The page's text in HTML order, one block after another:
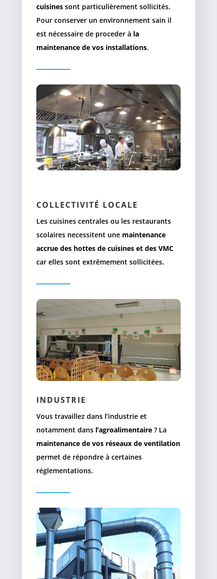
cuisinessont particulièrement sollicités.
Pour conserver un environnement sain il
est nécessaire de proceder à la
maintenance de vos installations.
COLLECTIVITÉ LOCALE
Les cuisines centrales ou les restaurants
scolaires necessitent une maintenance
accrue des hottes de cuisines et des VMC
car elles sont extrêmement sollicitées.
INDUSTRIE
Vous travaillez dans l’industrie et
notamment dans l’agroalimentaire ? La
maintenance de vos réseaux de ventilation
permet de répondre à certaines
réglementations.